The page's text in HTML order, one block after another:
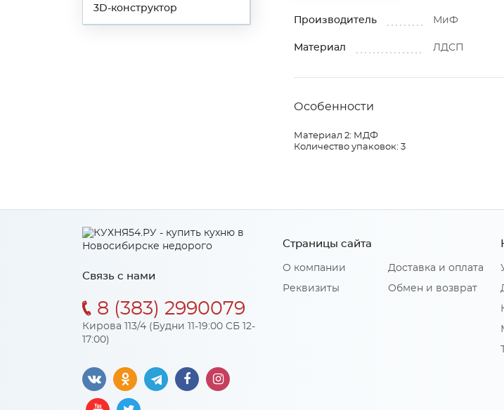
3D-конструктор
Производитель МиФ
Материал ЛДСП
Особенности
Материал 2: МДФ
Количество упаковок: 3
Связь с нами
8 (383) 2990079
Кирова 113/4 (Будни 11-19:00 СБ 12-
17:00)
Страницы сайта
О компании
Реквизиты
Доставка и оплата
Обмен и возврат